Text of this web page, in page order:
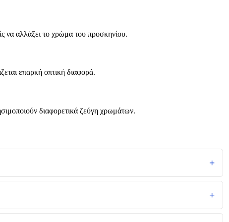
να αλλάξει το χρώμα του προσκηνίου.
επαρκή οπτική διαφορά.
διαφορετικά ζεύγη χρωμάτων.